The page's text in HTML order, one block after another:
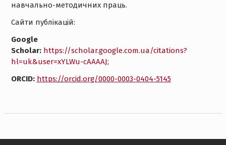
навчально-методичних праць.
Сайти публікацій:
Google
Scholar: https://scholar.google.com.ua/citations?
hl=uk&user=xYLWu-cAAAAJ;
ORCID: https://orcid.org/0000-0003-0404-5145